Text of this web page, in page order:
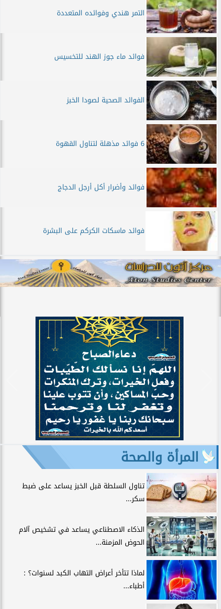
التمر هندي وفوائده المتعددة
فوائد ماء جوز الهند للتخسيس
الفوائد الصحية لصودا الخبز
6 فوائد مذهلة لتناول القهوة
فوائد وأضرار أكل أرجل الدجاج
فوائد ماسكات الكركم على البشرة
المرأة والصحة
تناول السلطة قبل الخبز يساعد على ضبط
سكر...
الذكاء الاصطناعي يساعد في تشخيص آلام
الحوض المزمنة...
لماذا تتأخر أعراض التهاب الكبد لسنوات؟ :
أطباء...